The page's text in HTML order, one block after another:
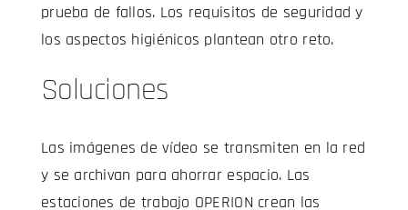
prueba de fallos. Los requisitos de seguridad y
los aspectos higiénicos plantean otro reto.
Soluciones
Las imágenes de vídeo se transmiten en la red
y se archivan para ahorrar espacio. Las
estaciones de trabajo OPERION crean las